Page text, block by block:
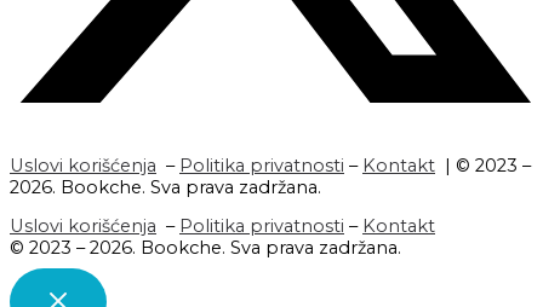
Uslovi korišćenja – Politika privatnosti – Kontakt | © 2023 –
2026. Bookche. Sva prava zadržana.
Uslovi korišćenja – Politika privatnosti – Kontakt
© 2023 – 2026. Bookche. Sva prava zadržana.